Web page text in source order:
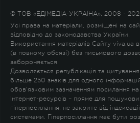
© ТОВ «ЕДІМЕДІА-УКРАЇНА», 2008 -
Усі права на матеріали, розміщені на
відповідно до законодавства України.
Використання матеріалів Сайту viva.ua
(в повному обсязі) без письмового
забороняється.
Дозволяється републікація та
більше 250 знаків для одного
обов'язковим зазначенням посилання
Інтернет-ресурсів – пряме для
гіперпосилання, не закрите від
системами. Гіперпосилання має бути